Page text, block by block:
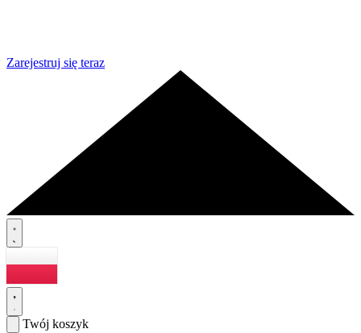
Zarejestruj się teraz
Twój koszyk